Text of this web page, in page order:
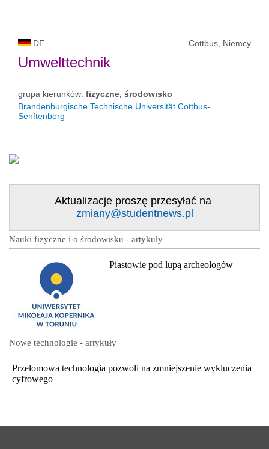
DE Cottbus, Niemcy
Umwelttechnik
grupa kierunków: fizyczne, środowisko
Brandenburgische Technische Universität Cottbus-
Senftenberg
Aktualizacje proszę przesyłać na
zmiany@studentnews.pl
Nauki fizyczne i o środowisku - artykuły
Piastowie pod lupą archeologów
Nowe technologie - artykuły
Przełomowa technologia pozwoli na zmniejszenie wykluczenia
cyfrowego